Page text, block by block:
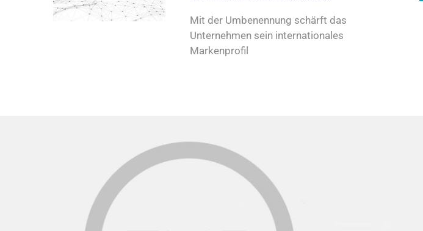
Mit der Umbenennung schärft das
Unternehmen sein internationales
Markenprofil